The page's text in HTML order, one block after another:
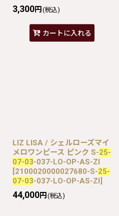
3,300円 (税込)
カートに入れる
LIZ LISA / シェルローズマイ
メロワンピース ピンク S-25-
07-03-037-LO-OP-AS-ZI
[2100020000027680-S-25-
07-03-037-LO-OP-AS-ZI]
44,000円 (税込)